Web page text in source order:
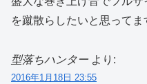
を蹴散らしたいと思ってま
型落ちハンター より:
2016年1月18日 23:55